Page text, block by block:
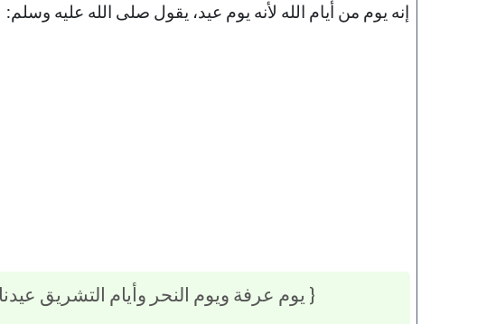
إنه يوم من أيام الله لأنه يوم عيد، يقول صلى الله عليه وسلم:
{ يوم عرفة ويوم النحر وأيام التشريق